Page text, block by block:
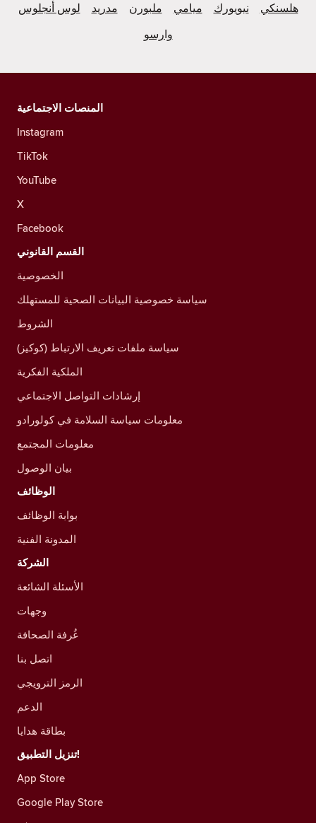
لوس أنجلوس
مدريد ملبورن ميامي نيويورك
هلسنكي
وارسو
المنصات الاجتماعية
Instagram
TikTok
YouTube
X
Facebook
القسم القانوني
الخصوصية
سياسة خصوصية البيانات الصحية للمستهلك
الشروط
سياسة ملفات تعريف الارتباط (كوكيز)
الملكية الفكرية
إرشادات التواصل الاجتماعي
معلومات سياسة السلامة في كولورادو
معلومات المجتمع
بيان الوصول
الوظائف
بوابة الوظائف
المدونة الفنية
الشركة
الأسئلة الشائعة
وجهات
غُرفة الصحافة
اتصل بنا
الرمز الترويجي
الدعم
بطاقة هدايا
تنزيل التطبيق!
App Store
Google Play Store